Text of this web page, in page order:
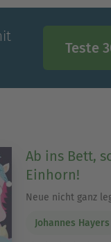
Teste
Ab ins Bett,
Einhorn!
Neue nicht ganz
Johannes Hayers